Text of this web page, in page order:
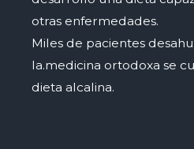
otras enfermedades.
Miles de pacientes
la.medicina ortodoxa se
dieta alcalina.